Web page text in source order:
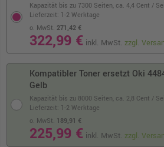
Kapazität bis zu 7300 Seiten, ca. 4,4 Cent /
o. MwSt. 271,42 €
322,99 € inkl. MwSt.zzgl.
Lieferzeit: 1-2 Werktage
Kompatibler Toner ersetzt Oki
Gelb
Kapazität bis zu 8000 Seiten, ca. 2,8 Cent /
o. MwSt. 189,91 €
225,99 € inkl. MwSt. zzgl.
Lieferzeit: 1-2 Werktage